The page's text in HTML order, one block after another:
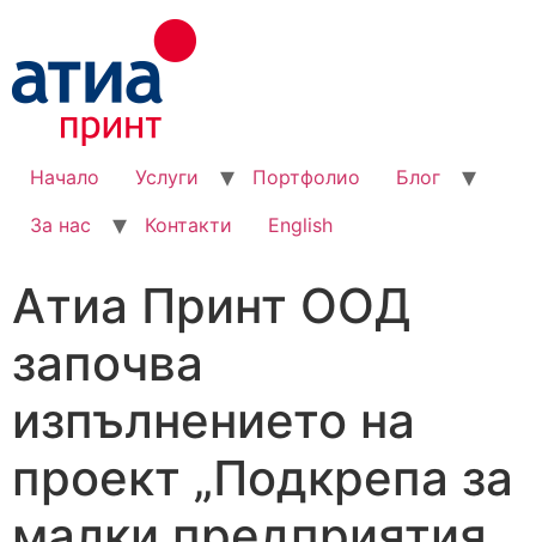
Начало Услуги Портфолио
Блог
За нас
Контакти English
Атиа Принт ООД
започва
изпълнението на
проект „Подкрепа за